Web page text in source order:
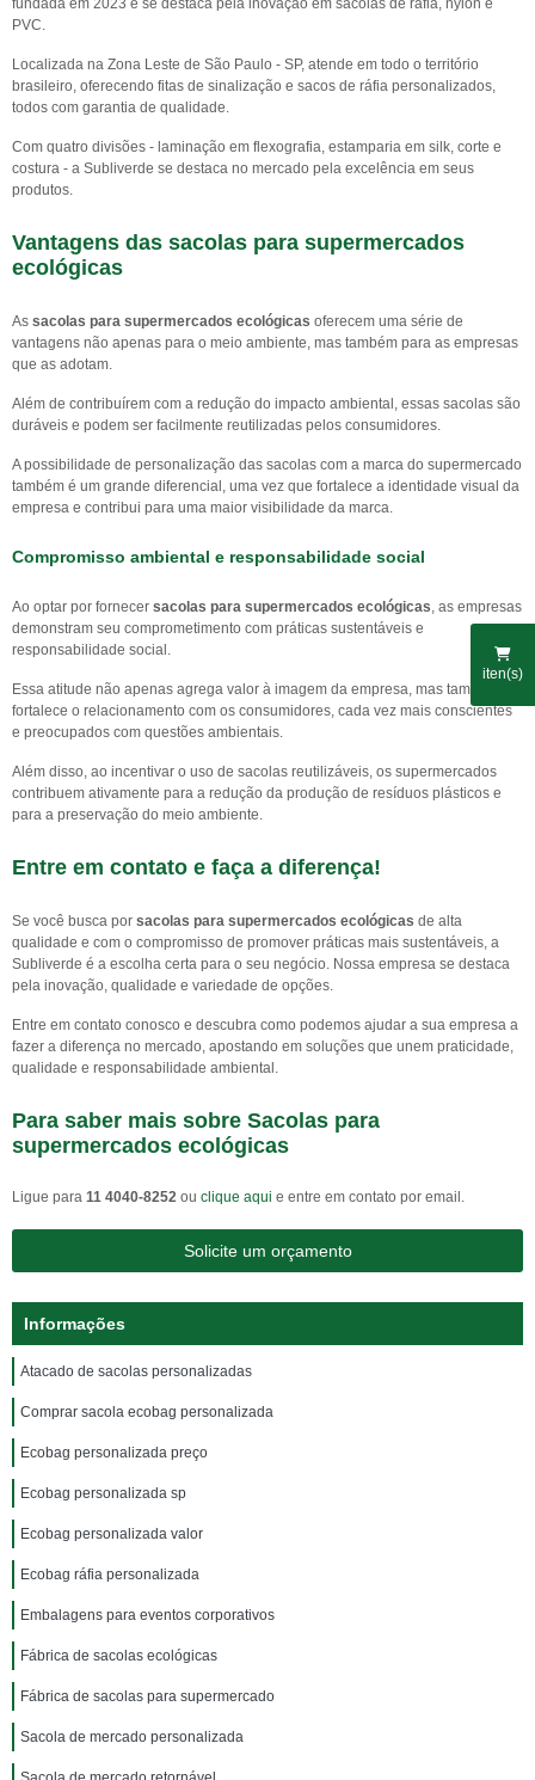
iten(s)
fundada em 2023 e se destaca pela inovação em sacolas de ráfia, nylon e
PVC.
Localizada na Zona Leste de São Paulo - SP, atende em todo o território
brasileiro, oferecendo fitas de sinalização e sacos de ráfia personalizados,
todos com garantia de qualidade.
Com quatro divisões - laminação em flexografia, estamparia em silk, corte e
costura - a Subliverde se destaca no mercado pela excelência em seus
produtos.
Vantagens das sacolas para supermercados
ecológicas
As sacolas para supermercados ecológicas oferecem uma série de
vantagens não apenas para o meio ambiente, mas também para as empresas
que as adotam.
Além de contribuírem com a redução do impacto ambiental, essas sacolas são
duráveis e podem ser facilmente reutilizadas pelos consumidores.
A possibilidade de personalização das sacolas com a marca do supermercado
também é um grande diferencial, uma vez que fortalece a identidade visual da
empresa e contribui para uma maior visibilidade da marca.
Compromisso ambiental e responsabilidade social
Ao optar por fornecer sacolas para supermercados ecológicas, as empresas
demonstram seu comprometimento com práticas sustentáveis e
responsabilidade social.
Essa atitude não apenas agrega valor à imagem da empresa, mas também
fortalece o relacionamento com os consumidores, cada vez mais conscientes
e preocupados com questões ambientais.
Além disso, ao incentivar o uso de sacolas reutilizáveis, os supermercados
contribuem ativamente para a redução da produção de resíduos plásticos e
para a preservação do meio ambiente.
Entre em contato e faça a diferença!
Se você busca por sacolas para supermercados ecológicas de alta
qualidade e com o compromisso de promover práticas mais sustentáveis, a
Subliverde é a escolha certa para o seu negócio. Nossa empresa se destaca
pela inovação, qualidade e variedade de opções.
Entre em contato conosco e descubra como podemos ajudar a sua empresa a
fazer a diferença no mercado, apostando em soluções que unem praticidade,
qualidade e responsabilidade ambiental.
Para saber mais sobre Sacolas para
supermercados ecológicas
Ligue para 11 4040-8252 ou clique aqui e entre em contato por email.
Solicite um orçamento
Informações
Atacado de sacolas personalizadas
Comprar sacola ecobag personalizada
Ecobag personalizada preço
Ecobag personalizada sp
Ecobag personalizada valor
Ecobag ráfia personalizada
Embalagens para eventos corporativos
Fábrica de sacolas ecológicas
Fábrica de sacolas para supermercado
Sacola de mercado personalizada